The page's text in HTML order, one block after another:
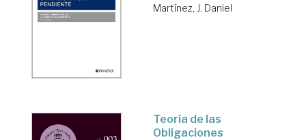
Martínez, J. Daniel
Teoría de las
Obligaciones